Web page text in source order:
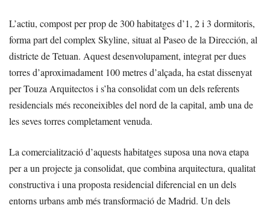
L’actiu, compost per prop de 300 habitatges d’1, 2 i 3 dormitoris,
forma part del complex Skyline, situat al Paseo de la Dirección, al
districte de Tetuan. Aquest desenvolupament, integrat per dues
torres d’aproximadament 100 metres d’alçada, ha estat dissenyat
per Touza Arquitectos i s’ha consolidat com un dels referents
residencials més reconeixibles del nord de la capital, amb una de
les seves torres completament venuda.
La comercialització d’aquests habitatges suposa una nova etapa
per a un projecte ja consolidat, que combina arquitectura, qualitat
constructiva i una proposta residencial diferencial en un dels
entorns urbans amb més transformació de Madrid. Un dels